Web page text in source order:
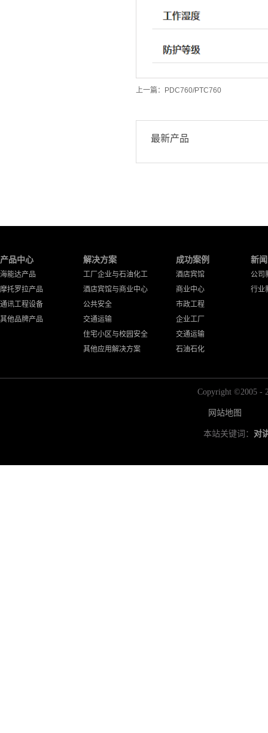
上一篇： PDC760/PTC760
最新产品
产品中心
海能达产品
摩托罗拉产品
通讯工程设备
其他品牌产品
解决方案
工厂企业与石油化工
酒店宾馆与商业中心
公共安全
交通运输
住宅小区与校园安全
其他应用解决方案
成功案例
酒店宾馆
商业中心
市政工程
企业工厂
交通运输
石油石化
新
公司
行业
Copyright ©2005 -
网站地图
本站关键词： 对